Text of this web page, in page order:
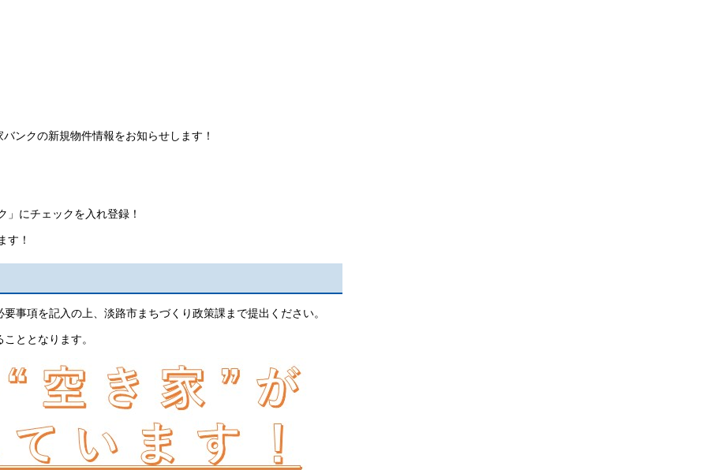
ンクの新規物件情報をお知らせします！
にチェックを入れ登録！
す！
事項を記入の上、淡路市まちづくり政策課まで提出ください。
ととなります。